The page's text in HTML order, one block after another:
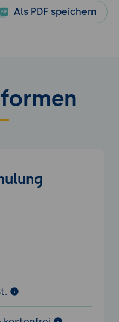
Als PDF speichern